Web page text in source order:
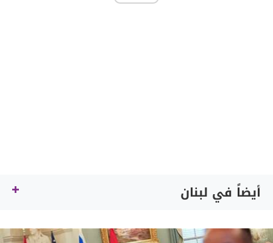
أيضاً في لبنان